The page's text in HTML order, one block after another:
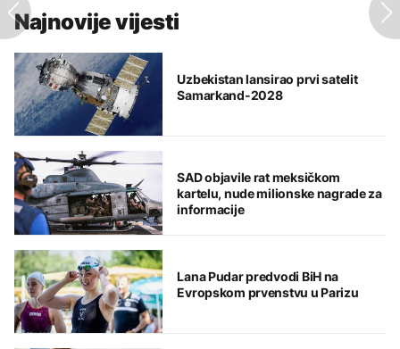
Najnovije vijesti
Uzbekistan lansirao prvi satelit
Samarkand-2028
SAD objavile rat meksičkom
kartelu, nude milionske nagrade za
informacije
Lana Pudar predvodi BiH na
Evropskom prvenstvu u Parizu